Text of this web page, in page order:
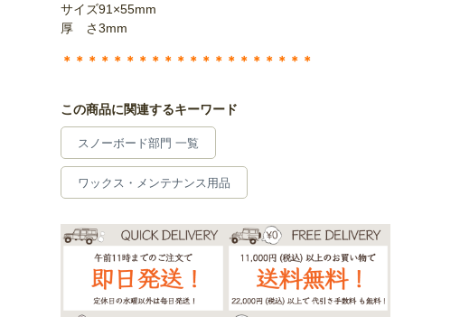
サイズ91×55mm
厚 さ3mm
＊＊＊＊＊＊＊＊＊＊＊＊＊＊＊＊＊＊＊＊
この商品に関連するキーワード
スノーボード部門 一覧
ワックス・メンテナンス用品